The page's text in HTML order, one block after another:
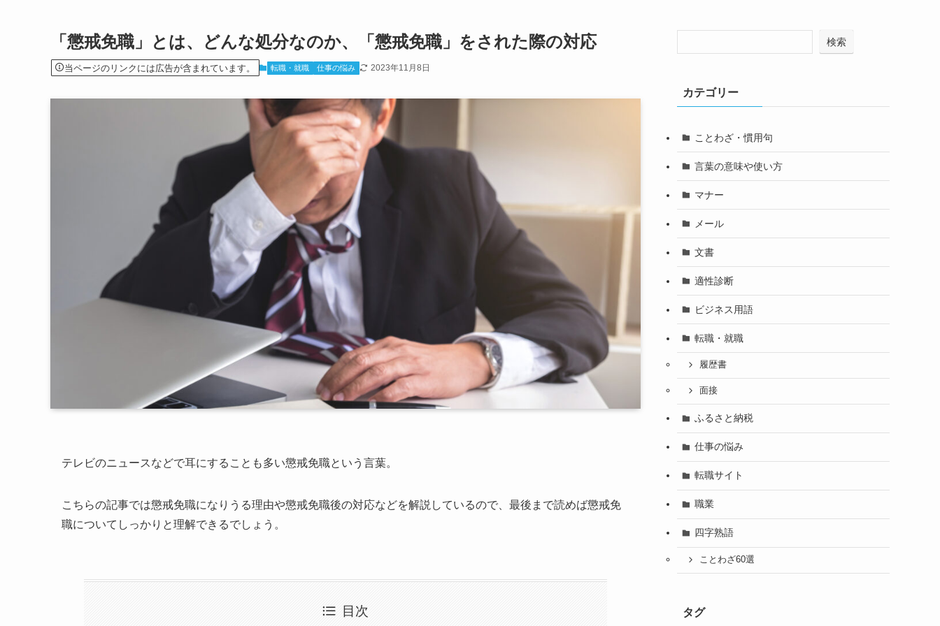
「懲戒免職」とは、どんな処分なのか、「懲戒免職」をされた際の対応
当ページのリンクには広告が含まれています。 転職・就職 仕事の悩み 2023年11月8日
テレビのニュースなどで耳にすることも多い懲戒免職という言葉。
こちらの記事では懲戒免職になりうる理由や懲戒免職後の対応などを解説しているので、最後まで読めば懲戒免
職についてしっかりと理解できるでしょう。
目次
検索
カテゴリー
ことわざ・慣用句
言葉の意味や使い方
マナー
メール
文書
適性診断
ビジネス用語
転職・就職
履歴書
面接
ふるさと納税
仕事の悩み
転職サイト
職業
四字熟語
ことわざ60選
タグ